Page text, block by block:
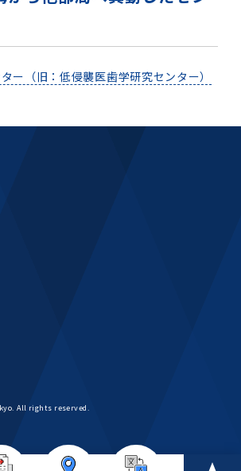
ー（旧：低侵襲医歯学研究センター）
All rights reserved.